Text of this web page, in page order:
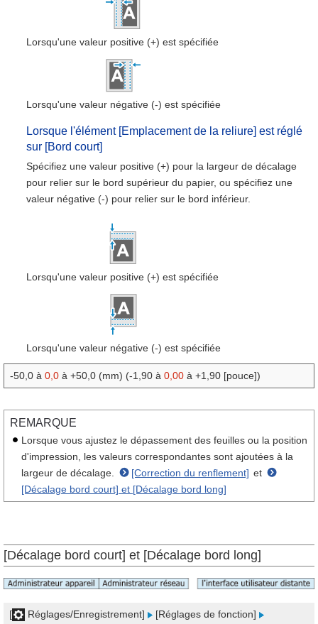
Lorsqu'une valeur positive (+) est spécifiée
Lorsqu'une valeur négative (-) est spécifiée
Lorsque l'élément [Emplacement de la reliure] est réglé
sur [Bord court]
Spécifiez une valeur positive (+) pour la largeur de décalage
pour relier sur le bord supérieur du papier, ou spécifiez une
valeur négative (-) pour relier sur le bord inférieur.
Lorsqu'une valeur positive (+) est spécifiée
Lorsqu'une valeur négative (-) est spécifiée
-50,0 à 0,0 à +50,0 (mm) (-1,90 à 0,00 à +1,90 [pouce])
REMARQUE
Lorsque vous ajustez le dépassement des feuilles ou la position
d'impression, les valeurs correspondantes sont ajoutées à la
largeur de décalage.
[Correction du renflement] et
[Décalage bord court] et [Décalage bord long]
[Décalage bord court] et [Décalage bord long]
[ Réglages/Enregistrement]
[Réglages de fonction]